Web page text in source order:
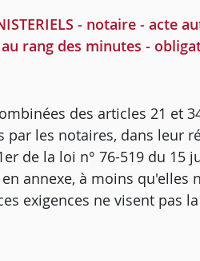
- notaire -
rang des minutes -
des articles 21 et
par les notaires, dans leur
de la loi n° 76-519 du 15
annexe, à moins qu'elles
exigences ne visent pas